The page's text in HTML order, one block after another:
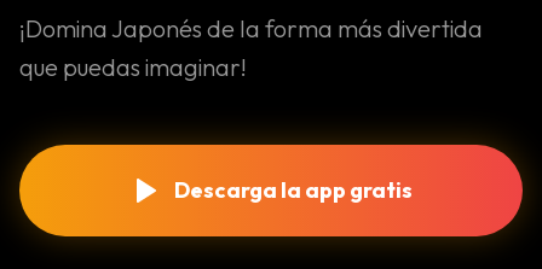
¡Domina Japonés de la forma más divertida
que puedas imaginar!
Descarga la app gratis